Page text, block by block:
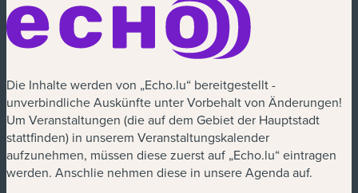
Die Inhalte werden von „Echo.lu“ bereitgestellt -
unverbindliche Auskünfte unter Vorbehalt von Änderungen!
Um Veranstaltungen (die auf dem Gebiet der Hauptstadt
stattfinden) in unserem Veranstaltungskalender
aufzunehmen, müssen diese zuerst auf „Echo.lu“ eintragen
werden. Anschlie nehmen diese in unsere Agenda auf.